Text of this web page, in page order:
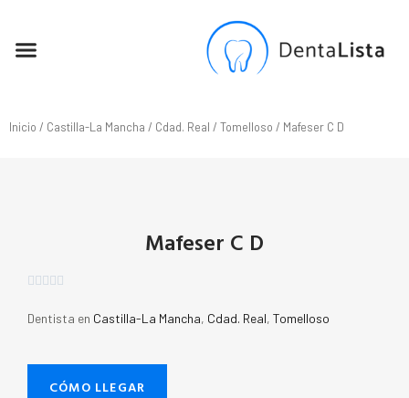
Inicio / Castilla-La Mancha / Cdad. Real / Tomelloso / Mafeser C D
Mafeser C D
    
Dentista en Castilla-La Mancha, Cdad. Real, Tomelloso
CÓMO LLEGAR